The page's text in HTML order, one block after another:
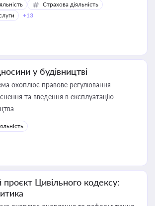
Страхова діяльність
+13
у будівництві
охоплює правове регулювання
та введення в експлуатацію
проєкт Цивільного кодексу: